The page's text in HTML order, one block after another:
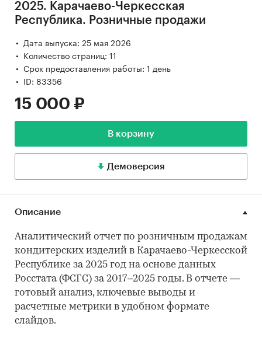
2025. Карачаево-Черкесская
Республика. Розничные продажи
Дата выпуска: 25 мая 2026
Количество страниц: 11
Срок предоставления работы: 1 день
ID: 83356
15 000 ₽
В корзину
Демоверсия
Описание
Аналитический отчет по розничным продажам
кондитерских изделий в Карачаево-Черкесской
Республике за 2025 год на основе данных
Росстата (ФСГС) за 2017–2025 годы. В отчете —
готовый анализ, ключевые выводы и
расчетные метрики в удобном формате
слайдов.